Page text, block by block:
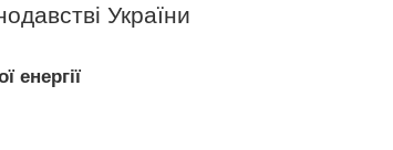
України
енергії